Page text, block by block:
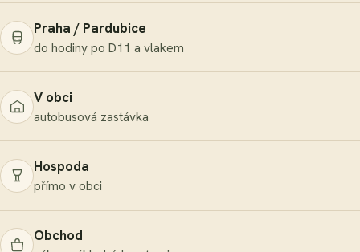
Praha / Pardubice
do hodiny po D11 a vlakem
V obci
autobusová zastávka
Hospoda
přímo v obci
Obchod